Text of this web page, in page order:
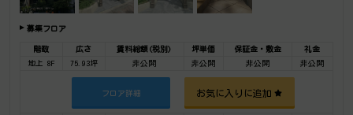
募集フロア
階数 広さ 賃料総額(税別) 坪単価 保証金・敷金
礼金
地上 8F
75.93坪 非公開 非公開 非公開 非公開
フロア詳細 お気に入りに追加